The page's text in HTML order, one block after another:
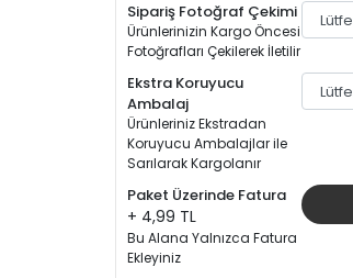
Sipariş Fotoğraf Çekimi
Ürünlerinizin Kargo Öncesi
Fotoğrafları Çekilerek İletilir
Ekstra Koruyucu
Ambalaj
Ürünleriniz Ekstradan
Koruyucu Ambalajlar ile
Sarılarak Kargolanır
Paket Üzerinde Fatura
+ 4,99 TL
Bu Alana Yalnızca Fatura
Ekleyiniz